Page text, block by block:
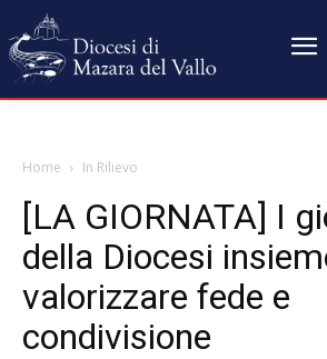
Home In Rilievo
[LA GIORNATA] I
della Diocesi
valorizzare fede e
condivisione